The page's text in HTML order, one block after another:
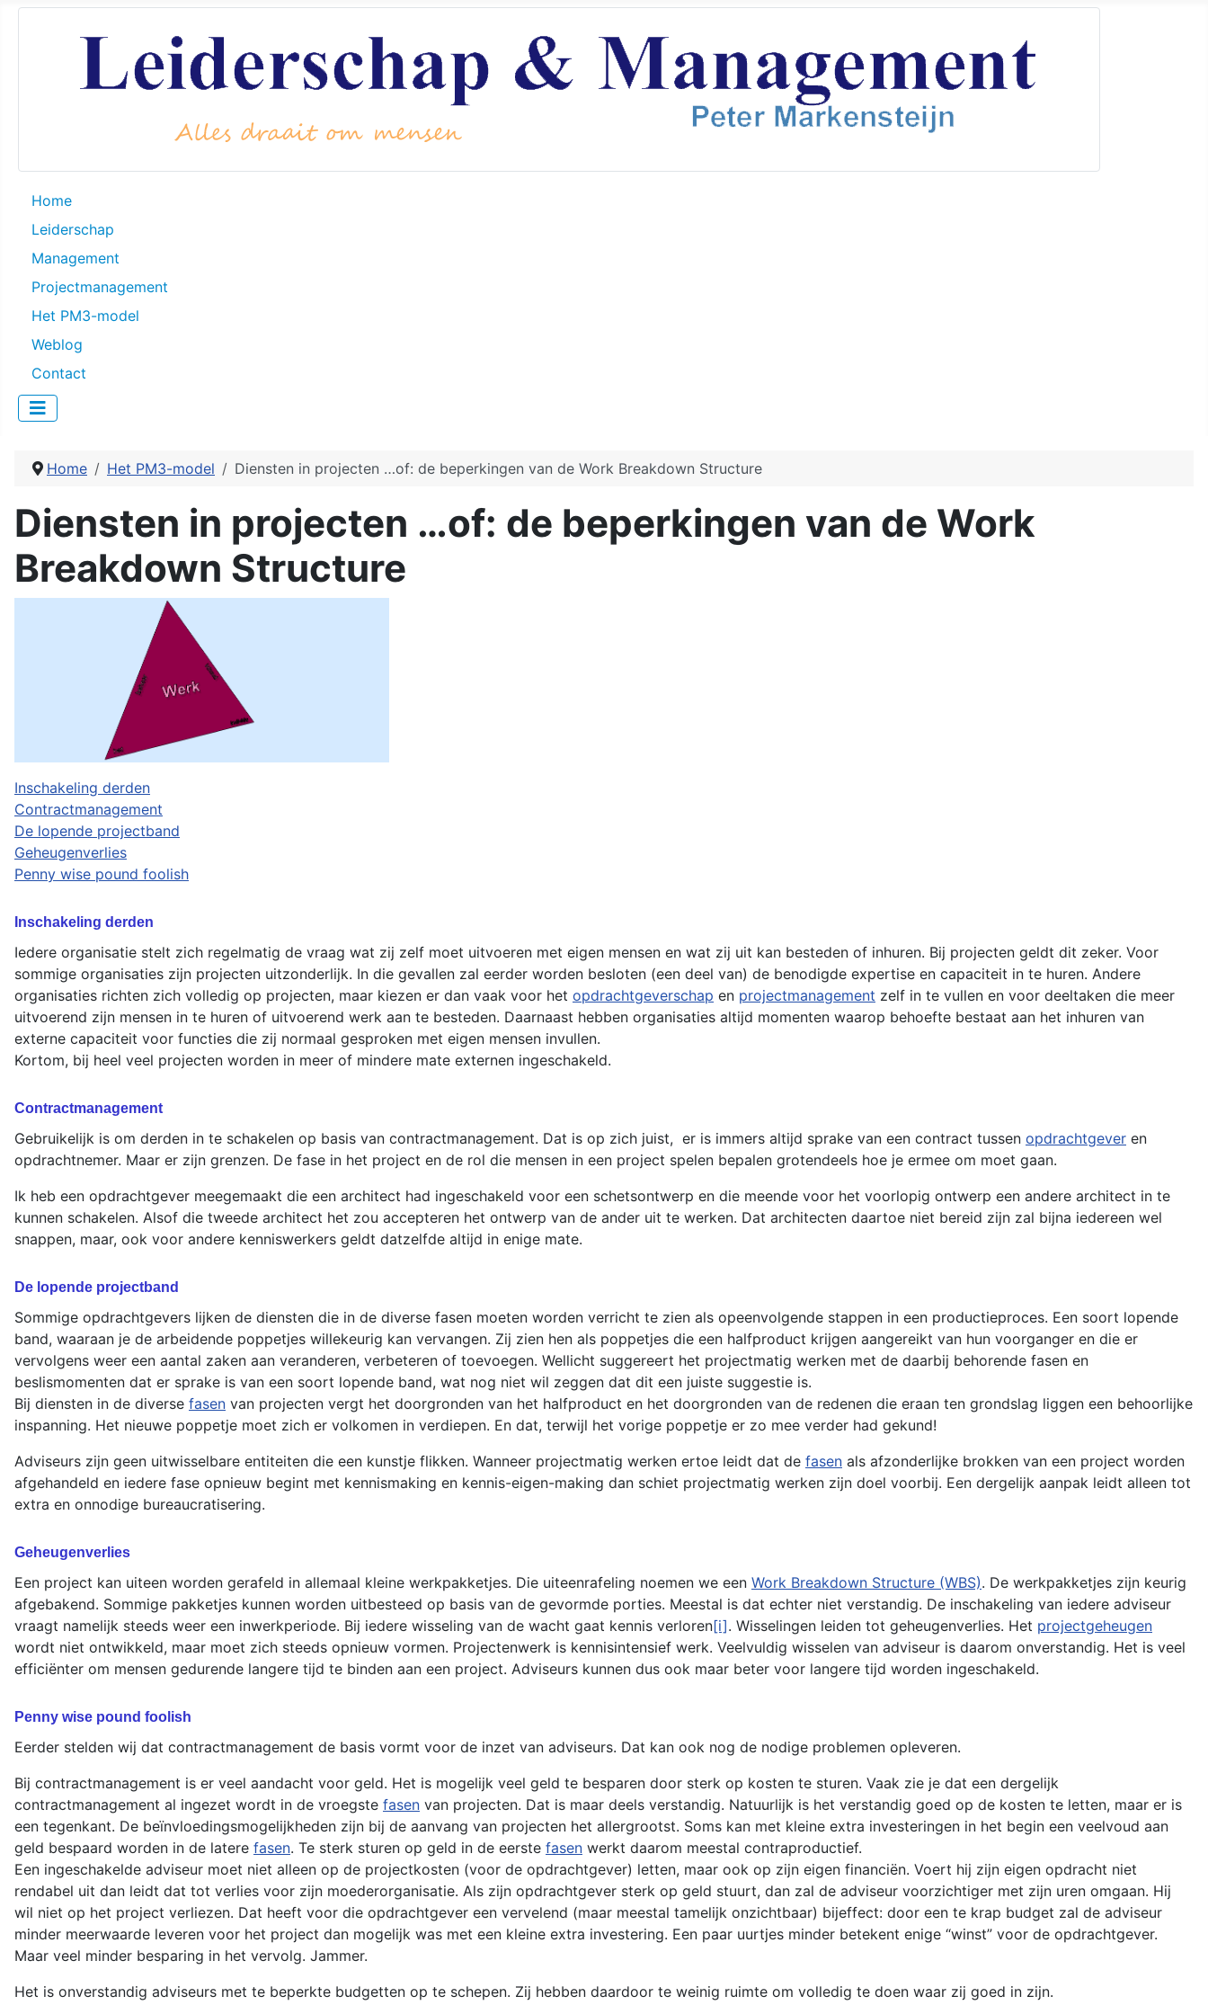
Home
Leiderschap
Management
Projectmanagement
Het PM3-model
Weblog
Contact
Home Het PM3-model Diensten in projecten …of: de beperkingen van de Work Breakdown Structure
Diensten in projecten …of: de beperkingen van de Work
Breakdown Structure
Inschakeling derden
Contractmanagement
De lopende projectband
Geheugenverlies
Penny wise pound foolish
Inschakeling derden
Iedere organisatie stelt zich regelmatig de vraag wat zij zelf moet uitvoeren met eigen mensen en wat zij uit kan besteden of inhuren. Bij projecten geldt dit zeker. Voor
sommige organisaties zijn projecten uitzonderlijk. In die gevallen zal eerder worden besloten (een deel van) de benodigde expertise en capaciteit in te huren. Andere
organisaties richten zich volledig op projecten, maar kiezen er dan vaak voor het opdrachtgeverschap en projectmanagement zelf in te vullen en voor deeltaken die meer
uitvoerend zijn mensen in te huren of uitvoerend werk aan te besteden. Daarnaast hebben organisaties altijd momenten waarop behoefte bestaat aan het inhuren van
externe capaciteit voor functies die zij normaal gesproken met eigen mensen invullen.
Kortom, bij heel veel projecten worden in meer of mindere mate externen ingeschakeld.
Contractmanagement
Gebruikelijk is om derden in te schakelen op basis van contractmanagement. Dat is op zich juist, er is immers altijd sprake van een contract tussen opdrachtgever en
opdrachtnemer. Maar er zijn grenzen. De fase in het project en de rol die mensen in een project spelen bepalen grotendeels hoe je ermee om moet gaan.
Ik heb een opdrachtgever meegemaakt die een architect had ingeschakeld voor een schetsontwerp en die meende voor het voorlopig ontwerp een andere architect in te
kunnen schakelen. Alsof die tweede architect het zou accepteren het ontwerp van de ander uit te werken. Dat architecten daartoe niet bereid zijn zal bijna iedereen wel
snappen, maar, ook voor andere kenniswerkers geldt datzelfde altijd in enige mate.
De lopende projectband
Sommige opdrachtgevers lijken de diensten die in de diverse fasen moeten worden verricht te zien als opeenvolgende stappen in een productieproces. Een soort lopende
band, waaraan je de arbeidende poppetjes willekeurig kan vervangen. Zij zien hen als poppetjes die een halfproduct krijgen aangereikt van hun voorganger en die er
vervolgens weer een aantal zaken aan veranderen, verbeteren of toevoegen. Wellicht suggereert het projectmatig werken met de daarbij behorende fasen en
beslismomenten dat er sprake is van een soort lopende band, wat nog niet wil zeggen dat dit een juiste suggestie is.
Bij diensten in de diverse fasen van projecten vergt het doorgronden van het halfproduct en het doorgronden van de redenen die eraan ten grondslag liggen een behoorlijke
inspanning. Het nieuwe poppetje moet zich er volkomen in verdiepen. En dat, terwijl het vorige poppetje er zo mee verder had gekund!
Adviseurs zijn geen uitwisselbare entiteiten die een kunstje flikken. Wanneer projectmatig werken ertoe leidt dat de fasen als afzonderlijke brokken van een project worden
afgehandeld en iedere fase opnieuw begint met kennismaking en kennis-eigen-making dan schiet projectmatig werken zijn doel voorbij. Een dergelijk aanpak leidt alleen tot
extra en onnodige bureaucratisering.
Geheugenverlies
Een project kan uiteen worden gerafeld in allemaal kleine werkpakketjes. Die uiteenrafeling noemen we een Work Breakdown Structure (WBS). De werkpakketjes zijn keurig
afgebakend. Sommige pakketjes kunnen worden uitbesteed op basis van de gevormde porties. Meestal is dat echter niet verstandig. De inschakeling van iedere adviseur
vraagt namelijk steeds weer een inwerkperiode. Bij iedere wisseling van de wacht gaat kennis verloren[i]. Wisselingen leiden tot geheugenverlies. Het projectgeheugen
wordt niet ontwikkeld, maar moet zich steeds opnieuw vormen. Projectenwerk is kennisintensief werk. Veelvuldig wisselen van adviseur is daarom onverstandig. Het is veel
efficiënter om mensen gedurende langere tijd te binden aan een project. Adviseurs kunnen dus ook maar beter voor langere tijd worden ingeschakeld.
Penny wise pound foolish
Eerder stelden wij dat contractmanagement de basis vormt voor de inzet van adviseurs. Dat kan ook nog de nodige problemen opleveren.
Bij contractmanagement is er veel aandacht voor geld. Het is mogelijk veel geld te besparen door sterk op kosten te sturen. Vaak zie je dat een dergelijk
contractmanagement al ingezet wordt in de vroegste fasen van projecten. Dat is maar deels verstandig. Natuurlijk is het verstandig goed op de kosten te letten, maar er is
een tegenkant. De beïnvloedingsmogelijkheden zijn bij de aanvang van projecten het allergrootst. Soms kan met kleine extra investeringen in het begin een veelvoud aan
geld bespaard worden in de latere fasen. Te sterk sturen op geld in de eerste fasen werkt daarom meestal contraproductief.
Een ingeschakelde adviseur moet niet alleen op de projectkosten (voor de opdrachtgever) letten, maar ook op zijn eigen financiën. Voert hij zijn eigen opdracht niet
rendabel uit dan leidt dat tot verlies voor zijn moederorganisatie. Als zijn opdrachtgever sterk op geld stuurt, dan zal de adviseur voorzichtiger met zijn uren omgaan. Hij
wil niet op het project verliezen. Dat heeft voor die opdrachtgever een vervelend (maar meestal tamelijk onzichtbaar) bijeffect: door een te krap budget zal de adviseur
minder meerwaarde leveren voor het project dan mogelijk was met een kleine extra investering. Een paar uurtjes minder betekent enige “winst” voor de opdrachtgever.
Maar veel minder besparing in het vervolg. Jammer.
Het is onverstandig adviseurs met te beperkte budgetten op te schepen. Zij hebben daardoor te weinig ruimte om volledig te doen waar zij goed in zijn.